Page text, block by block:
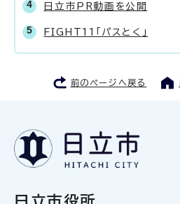
日立市PR動画を公開
FIGHT11「パスとく」
前のページへ戻る